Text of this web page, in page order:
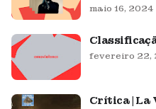
maio 16, 2024
fevereiro 22,
Crítica | La